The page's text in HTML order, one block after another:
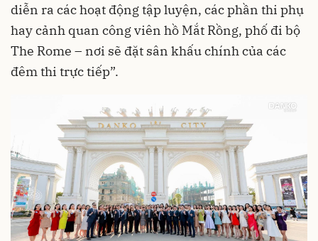
diễn ra các hoạt động tập luyện, các phần thi phụ
hay cảnh quan công viên hồ Mắt Rồng, phố đi bộ
The Rome – nơi sẽ đặt sân khấu chính của các
đêm thi trực tiếp”.